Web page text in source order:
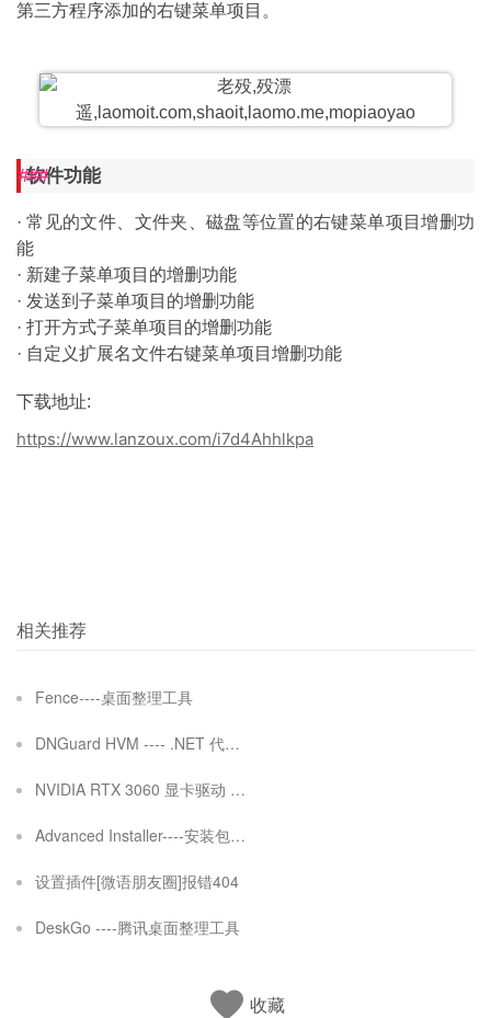
第三方程序添加的右键菜单项目。
软件功能
· 常见的文件、文件夹、磁盘等位置的右键菜单项目增删功
能
· 新建子菜单项目的增删功能
· 发送到子菜单项目的增删功能
· 打开方式子菜单项目的增删功能
· 自定义扩展名文件右键菜单项目增删功能
下载地址:
https://www.lanzoux.com/i7d4Ahhlkpa
相关推荐
Fence----桌面整理工具
DNGuard HVM ---- .NET 代码加密解决方案
NVIDIA RTX 3060 显卡驱动 N卡
Advanced Installer----安装包制作工具
设置插件[微语朋友圈]报错404
DeskGo ----腾讯桌面整理工具
收藏